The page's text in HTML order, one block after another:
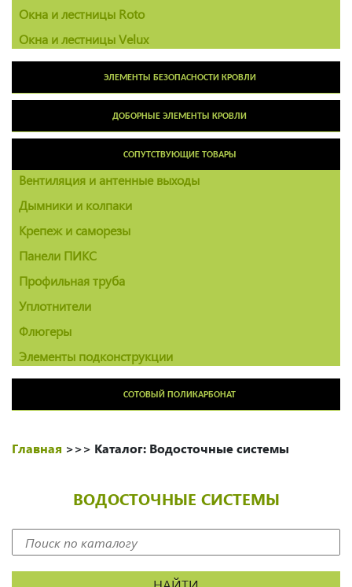
Окна и лестницы Roto
Окна и лестницы Velux
ЭЛЕМЕНТЫ БЕЗОПАСНОСТИ КРОВЛИ
ДОБОРНЫЕ ЭЛЕМЕНТЫ КРОВЛИ
СОПУТСТВУЮЩИЕ ТОВАРЫ
Вентиляция и антенные выходы
Дымники и колпаки
Крепеж и саморезы
Панели ПИКС
Профильная труба
Уплотнители
Флюгеры
Элементы подконструкции
СОТОВЫЙ ПОЛИКАРБОНАТ
Главная >>> Каталог: Водосточные системы
ВОДОСТОЧНЫЕ СИСТЕМЫ